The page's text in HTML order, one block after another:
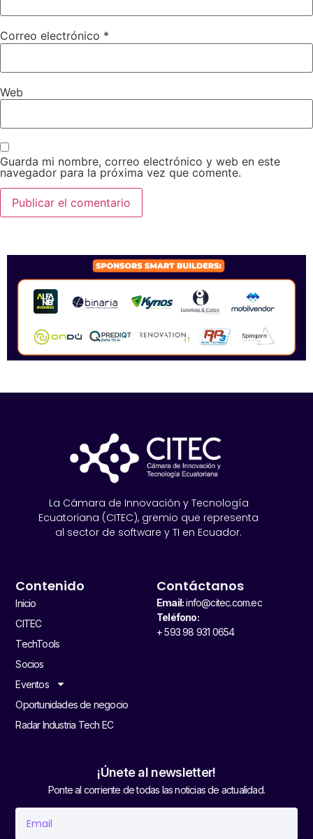
Correo electrónico *
Web
Guarda mi nombre, correo electrónico y web en este
navegador para la próxima vez que comente.
La Cámara de Innovación y Tecnología
Ecuatoriana (CITEC), gremio que representa
al sector de software y TI en Ecuador.
Contenido
Inicio
CITEC
TechTools
Socios
Eventos
Oportunidades de negocio
Radar Industria Tech EC
Contáctanos
Email:info@citec.com.ec
Teléfono:
+ 593 98 931 0654
¡Únete al newsletter!
Ponte al corriente de todas las noticias de actualidad.